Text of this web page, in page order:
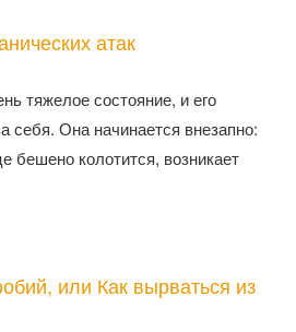
атак
тяжелое состояние, и его
себя. Она начинается внезапно:
бешено колотится, возникает
или Как вырваться из